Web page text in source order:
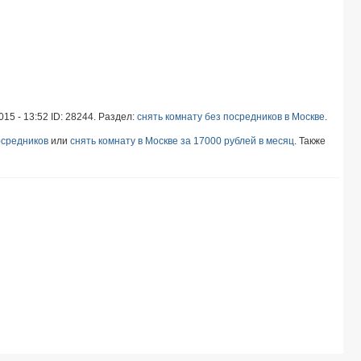
- 13:52 ID: 28244. Раздел: снять комнату без посредников в Москве
или снять комнату в Москве за 17000 рублей в месяц . Также